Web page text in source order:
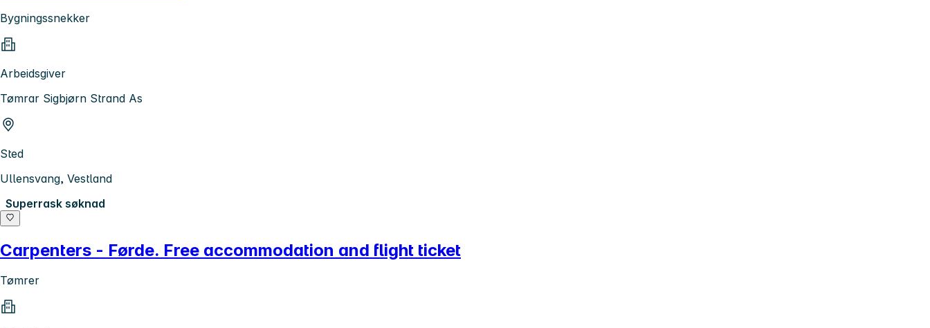
Bygningssnekker
Arbeidsgiver
Tømrar Sigbjørn Strand As
Sted
Ullensvang, Vestland
Superrask søknad
Carpenters - Førde. Free accommodation and flight ticket
Tømrer